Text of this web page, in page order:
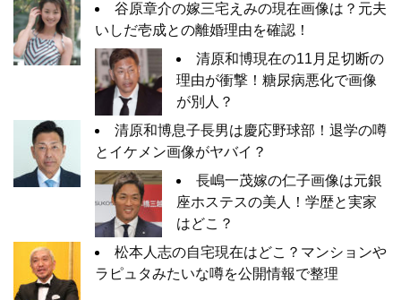
谷原章介の嫁三宅えみの現在画像は？元夫
いしだ壱成との離婚理由を確認！
清原和博現在の11月足切断の
理由が衝撃！糖尿病悪化で画像
が別人？
清原和博息子長男は慶応野球部！退学の噂
とイケメン画像がヤバイ？
長嶋一茂嫁の仁子画像は元銀
座ホステスの美人！学歴と実家
はどこ？
松本人志の自宅現在はどこ？マンションや
ラピュタみたいな噂を公開情報で整理